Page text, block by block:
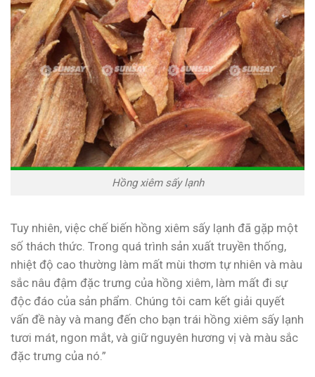
Hồng xiêm sấy lạnh
Tuy nhiên, việc chế biến hồng xiêm sấy lạnh đã gặp một
số thách thức. Trong quá trình sản xuất truyền thống,
nhiệt độ cao thường làm mất mùi thơm tự nhiên và màu
sắc nâu đậm đặc trưng của hồng xiêm, làm mất đi sự
độc đáo của sản phẩm. Chúng tôi cam kết giải quyết
vấn đề này và mang đến cho bạn trái hồng xiêm sấy lạnh
tươi mát, ngon mắt, và giữ nguyên hương vị và màu sắc
đặc trưng của nó.”